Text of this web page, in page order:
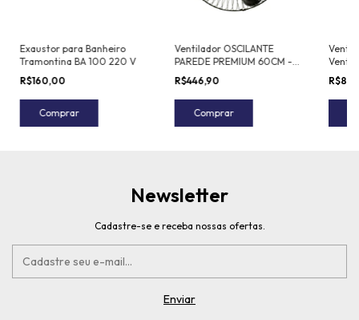
Exaustor para Banheiro
Tramontina BA 100 220 V
R$160,00
Comprar
Ventilador OSCILANTE
PAREDE PREMIUM 60CM -
GRADE DE AÇO
R$446,90
Comprar
Newsletter
Cadastre-se e receba nossas ofertas.